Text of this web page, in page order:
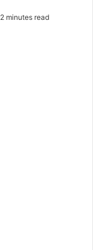
2 minutes read